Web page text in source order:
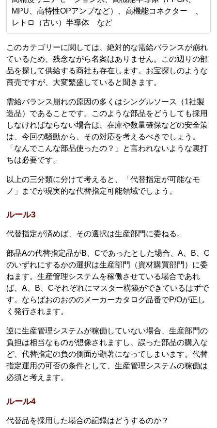
MPU、高特性OPアンプなど）、高機能コネクター 、
レトロ（古い）半導体 など
このカテゴリーに関しては、絶対的な需給バランスが崩れ
ているため、残念ながら名案はありません。この辺りの部
品を探して供給する商社も存在します。お宝探しのような
商売ですが、大変繁盛していると聞きます。
需給バランス崩れの原因の多くはシングルソース（1社製
造品）であることです。このような部品をどうしても採用
しなければならない場合は、在庫や数量確保などの安全策
は、今回の騒動から、その対応を考えるべきでしょう。
「なんでこんな部品使ったの？」と言われないような裏打
ちは必要です。
以上の三分類に分けて考えると、「代替指定が可能なモ
ノ」までが現実的な代替指定可能領域でしょう。
ルール3
代替指定が済めば、その選択は生産部門に委ねる。
部品Aの代替指定品がB、Cであったとした場合、A、B、C
のいずれにするかの選択は生産部門（資材購買部門）に委
ねます。生産管理システムを稼働させている場合であれ
ば、A、B、Cそれぞれにマスター構築ができているはずで
す。ならばおのおののメーカーカタログ品番でP/Oが正し
く発行されます。
逆に生産管理システムが稼働していない場合、生産部門の
負担は相当なものが想像されますし、誤った部品の購入な
ど、代替指定の負の側面が顕著になってしまいます。代替
指定運用の可否の条件として、生産管理システムの稼働は
必須と考えます。
ルール4
代替品を採用した場合の記録はどうするのか？